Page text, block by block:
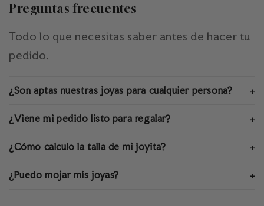
Preguntas frecuentes
Todo lo que necesitas saber antes de hacer tu
pedido.
¿Son aptas nuestras joyas para cualquier persona? +
¿Viene mi pedido listo para regalar? +
¿Cómo calculo la talla de mi joyita? +
¿Puedo mojar mis joyas? +